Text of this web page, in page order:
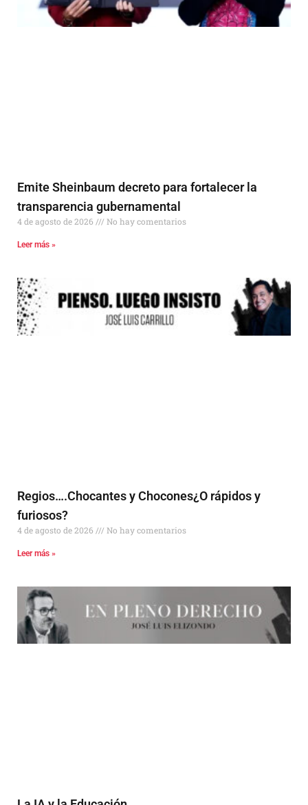
Emite Sheinbaum decreto para fortalecer la
transparencia gubernamental
4 de agosto de 2026 No hay comentarios
Leer más »
Regios….Chocantes y Chocones¿O rápidos y
furiosos?
4 de agosto de 2026 No hay comentarios
Leer más »